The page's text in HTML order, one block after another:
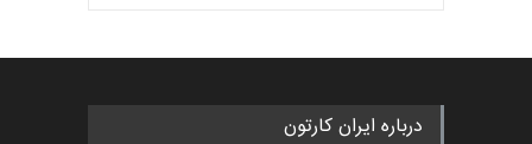
درباره ایران کارتون